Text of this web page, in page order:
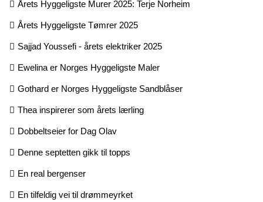
Årets Hyggeligste Murer 2025: Terje Norheim
Årets Hyggeligste Tømrer 2025
Sajjad Youssefi - årets elektriker 2025
Ewelina er Norges Hyggeligste Maler
Gothard er Norges Hyggeligste Sandblåser
Thea inspirerer som årets lærling
Dobbeltseier for Dag Olav
Denne septetten gikk til topps
En real bergenser
En tilfeldig vei til drømmeyrket